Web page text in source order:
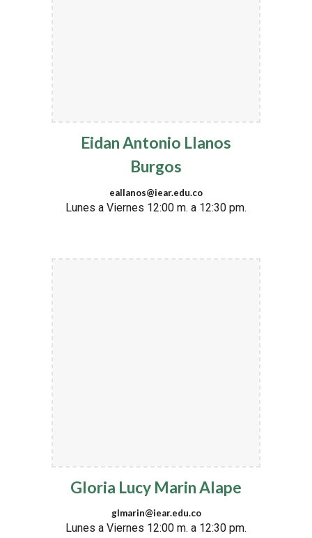
Eidan Antonio Llanos
Burgos
eallanos@iear.edu.co
Lunes a Viernes 12:00 m. a 12:30 pm.
Gloria Lucy Marin Alape
glmarin@iear.edu.co
Lunes a Viernes 12:00 m. a 12:30 pm.